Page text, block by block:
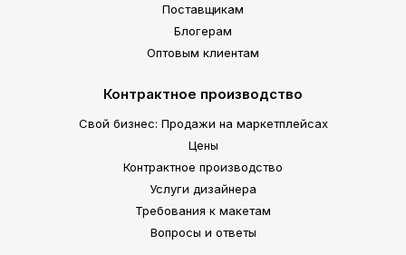
Поставщикам
Блогерам
Оптовым клиентам
Контрактное производство
Свой бизнес: Продажи на маркетплейсах
Цены
Контрактное производство
Услуги дизайнера
Требования к макетам
Вопросы и ответы